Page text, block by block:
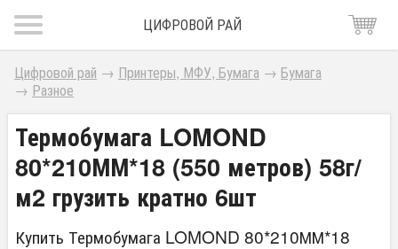
ЦИФРОВОЙ РАЙ
Цифровой рай → Принтеры, МФУ, Бумага → Бумага
→ Разное
Термобумага LOMOND
80*210ММ*18 (550 метров) 58г/
м2 грузить кратно 6шт
Купить Термобумага LOMOND 80*210ММ*18